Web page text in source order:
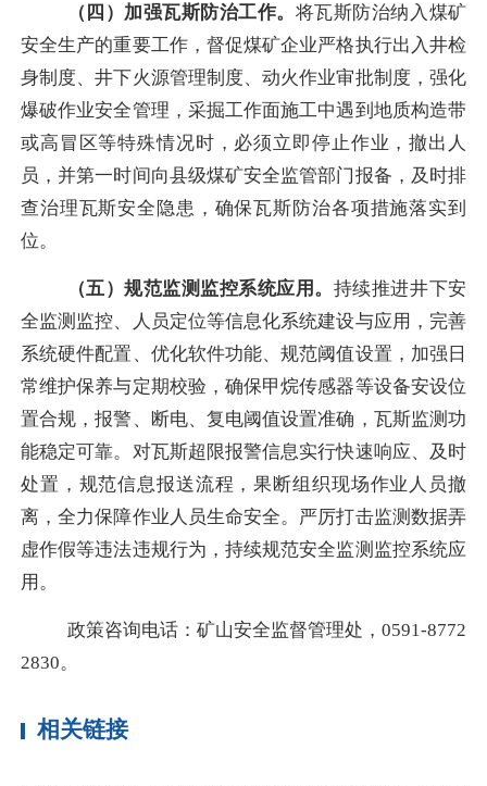
（四）加强瓦斯防治工作。 将瓦斯防治纳入煤矿
安全生产的重要工作，督促煤矿企业严格执行出入井检
身制度、井下火源管理制度、动火作业审批制度，强化
爆破作业安全管理，采掘工作面施工中遇到地质构造带
或高冒区等特殊情况时，必须立即停止作业，撤出人
员，并第一时间向县级煤矿安全监管部门报备，及时排
查治理瓦斯安全隐患，确保瓦斯防治各项措施落实到
位。
（五）规范监测监控系统应用。 持续推进井下安
全监测监控、人员定位等信息化系统建设与应用，完善
系统硬件配置、优化软件功能、规范阈值设置，加强日
常维护保养与定期校验，确保甲烷传感器等设备安设位
置合规，报警、断电、复电阈值设置准确，瓦斯监测功
能稳定可靠。对瓦斯超限报警信息实行快速响应、及时
处置，规范信息报送流程，果断组织现场作业人员撤
离，全力保障作业人员生命安全。严厉打击监测数据弄
虚作假等违法违规行为，持续规范安全监测监控系统应
用。
政策咨询电话：矿山安全监督管理处， 0591-8772
2830。
相关链接